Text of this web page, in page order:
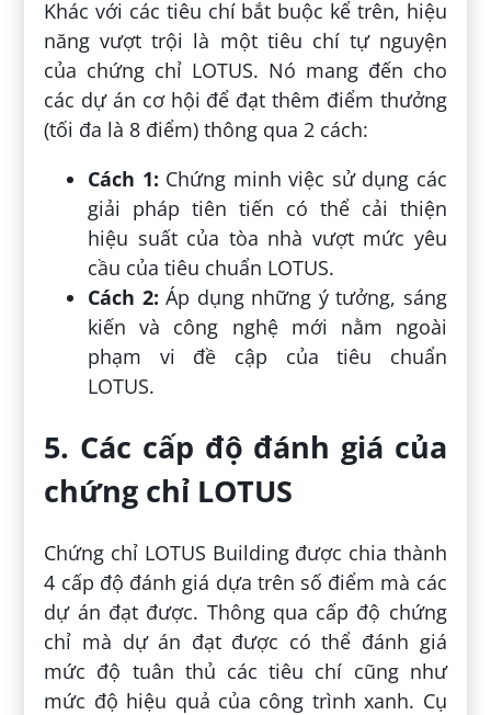
Khác với các tiêu chí bắt buộc kể trên, hiệu
năng vượt trội là một tiêu chí tự nguyện
của chứng chỉ LOTUS. Nó mang đến cho
các dự án cơ hội để đạt thêm điểm thưởng
(tối đa là 8 điểm) thông qua 2 cách:
Cách 1: Chứng minh việc sử dụng các
giải pháp tiên tiến có thể cải thiện
hiệu suất của tòa nhà vượt mức yêu
cầu của tiêu chuẩn LOTUS.
Cách 2:Áp dụng những ý tưởng, sáng
kiến và công nghệ mới nằm ngoài
phạm vi đề cập của tiêu chuẩn
LOTUS.
5. Các cấp độ đánh giá của
chứng chỉ LOTUS
Chứng chỉ LOTUS Building được chia thành
4 cấp độ đánh giá dựa trên số điểm mà các
dự án đạt được. Thông qua cấp độ chứng
chỉ mà dự án đạt được có thể đánh giá
mức độ tuân thủ các tiêu chí cũng như
mức độ hiệu quả của công trình xanh. Cụ